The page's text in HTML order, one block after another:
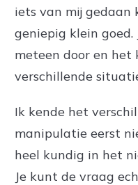
iets van mij gedaan
geniepig klein
meteen door en het
verschillende
Ik kende het
manipulatie eerst
heel kundig in het
Je kunt de vraag